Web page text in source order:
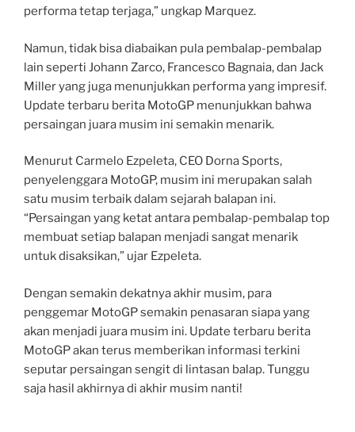
performa tetap terjaga,” ungkap Marquez.
Namun, tidak bisa diabaikan pula pembalap-pembalap
lain seperti Johann Zarco, Francesco Bagnaia, dan Jack
Miller yang juga menunjukkan performa yang impresif.
Update terbaru berita MotoGP menunjukkan bahwa
persaingan juara musim ini semakin menarik.
Menurut Carmelo Ezpeleta, CEO Dorna Sports,
penyelenggara MotoGP, musim ini merupakan salah
satu musim terbaik dalam sejarah balapan ini.
“Persaingan yang ketat antara pembalap-pembalap top
membuat setiap balapan menjadi sangat menarik
untuk disaksikan,” ujar Ezpeleta.
Dengan semakin dekatnya akhir musim, para
penggemar MotoGP semakin penasaran siapa yang
akan menjadi juara musim ini. Update terbaru berita
MotoGP akan terus memberikan informasi terkini
seputar persaingan sengit di lintasan balap. Tunggu
saja hasil akhirnya di akhir musim nanti!